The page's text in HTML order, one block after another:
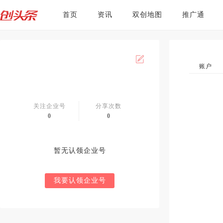
首页 资讯 双创地图 推广通
关注企业号
0
分享次数
0
暂无认领企业号
我要认领企业号
账户